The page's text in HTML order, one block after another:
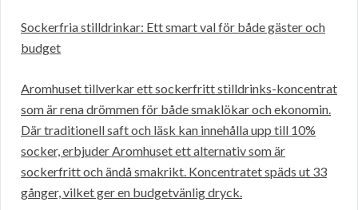
Sockerfria stilldrinkar: Ett smart val för både gäster och
budget
Aromhuset tillverkar ett sockerfritt stilldrinks-koncentrat
som är rena drömmen för både smaklökar och ekonomin.
Där traditionell saft och läsk kan innehålla upp till 10%
socker, erbjuder Aromhuset ett alternativ som är
sockerfritt och ändå smakrikt. Koncentratet späds ut 33
gånger, vilket ger en budgetvänlig dryck.